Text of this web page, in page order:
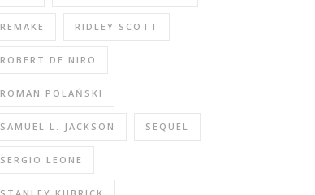
REMAKE RIDLEY SCOTT
ROBERT DE NIRO
ROMAN POLAŃSKI
SAMUEL L. JACKSON SEQUEL
SERGIO LEONE